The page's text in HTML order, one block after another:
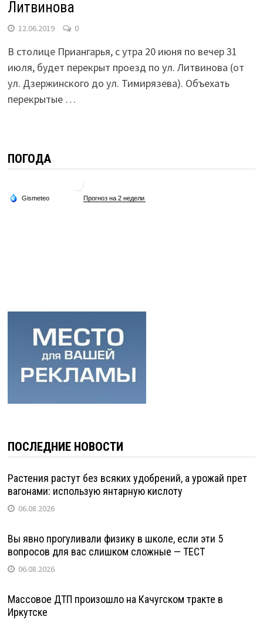
Литвинова
12.06.2019 0
В столице Приангарья, с утра 20 июня по вечер 31
июля, будет перекрыт проезд по ул. Литвинова (от
ул. Дзержинского до ул. Тимирязева). Объехать
перекрытые …
ПОГОДА
ПОСЛЕДНИЕ НОВОСТИ
Растения растут без всяких удобрений, а урожай прет
вагонами: использую янтарную кислоту
06.08.2026
Вы явно прогуливали физику в школе, если эти 5
вопросов для вас слишком сложные — ТЕСТ
06.08.2026
Массовое ДТП произошло на Качугском тракте в
Иркутске